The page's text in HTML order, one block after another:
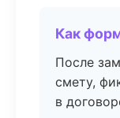
Как
После
смету,
в